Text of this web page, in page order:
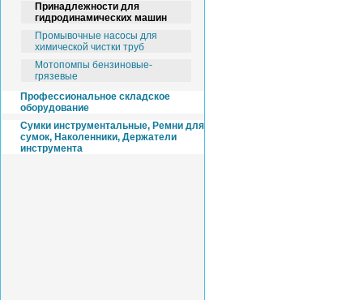
Принадлежности для
гидродинамических машин
Промывочные насосы для
химической чистки труб
Мотопомпы бензиновые-
грязевые
Профессиональное складское
оборудование
Cумки инструментальные, Ремни для
сумок, Наколенники, Держатели
инструмента